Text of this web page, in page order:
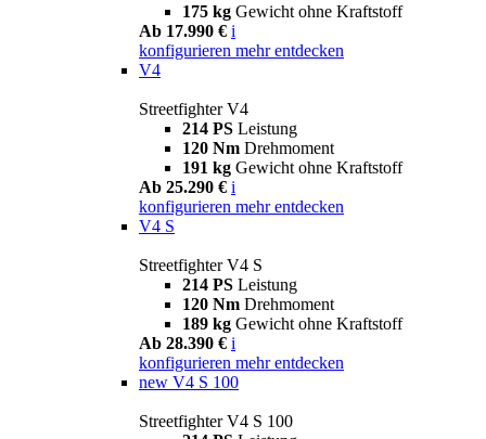
175 kg Gewicht ohne Kraftstoff
Ab 17.990 € i
konfigurieren mehr entdecken
V4
Streetfighter V4
214 PS Leistung
120 Nm Drehmoment
191 kg Gewicht ohne Kraftstoff
Ab 25.290 € i
konfigurieren mehr entdecken
V4 S
Streetfighter V4 S
214 PS Leistung
120 Nm Drehmoment
189 kg Gewicht ohne Kraftstoff
Ab 28.390 € i
konfigurieren mehr entdecken
new V4 S 100
Streetfighter V4 S 100